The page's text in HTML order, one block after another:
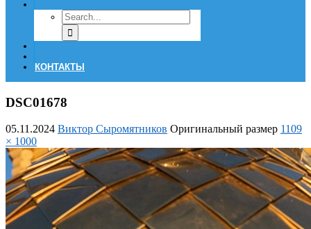
КОНТАКТЫ
DSC01678
05.11.2024 Виктор Сыромятников Оригинальный размер 1109
× 1000